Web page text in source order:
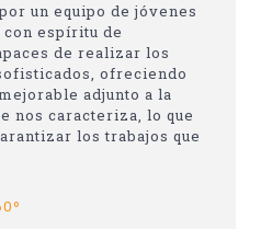
un equipo de jóvenes
espíritu de
de realizar los
ofreciendo
adjunto a la
nos caracteriza, lo que
los trabajos que